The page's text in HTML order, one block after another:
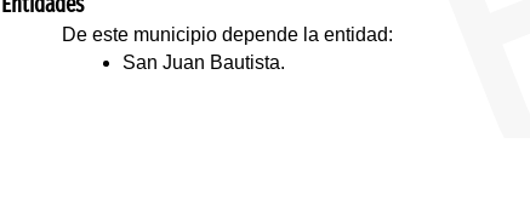
De este municipio depende la entidad:
San Juan Bautista.